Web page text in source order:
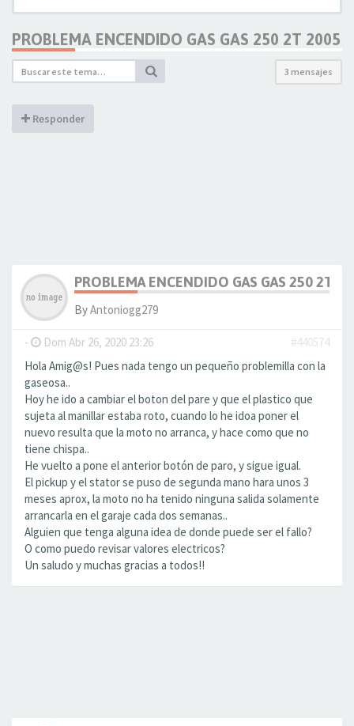
PROBLEMA ENCENDIDO GAS GAS 250 2T 2005
3 mensajes
Responder
PROBLEMA ENCENDIDO GAS GAS 250 2T
ByAntoniogg279
- Dom Abr 26, 2020 23:26
#440574
Hola Amig@s! Pues nada tengo un pequeño problemilla con la
gaseosa..
Hoy he ido a cambiar el boton del pare y que el plastico que
sujeta al manillar estaba roto, cuando lo he idoa poner el
nuevo resulta que la moto no arranca, y hace como que no
tiene chispa..
He vuelto a pone el anterior botón de paro, y sigue igual.
El pickup y el stator se puso de segunda mano hara unos 3
meses aprox, la moto no ha tenido ninguna salida solamente
arrancarla en el garaje cada dos semanas..
Alguien que tenga alguna idea de donde puede ser el fallo?
O como puedo revisar valores electricos?
Un saludo y muchas gracias a todos!!